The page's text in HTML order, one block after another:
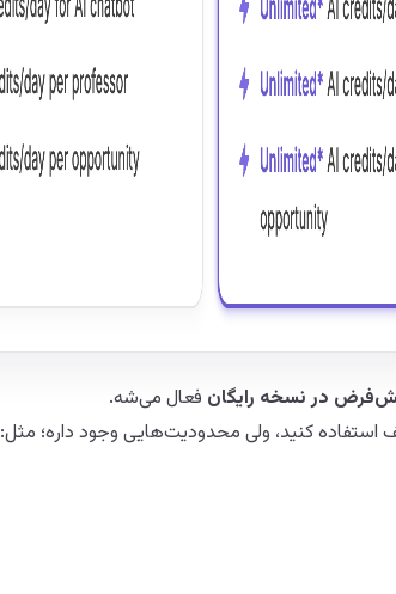
در نسخه رایگان فعال می‌شه.
کنید، ولی محدودیت‌هایی وجود داره؛ مثل: